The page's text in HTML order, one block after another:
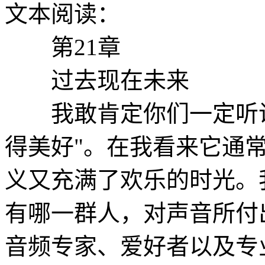
文本阅读：
第21章
过去现在未来
我敢肯定你们一定听
得美好"。在我看来它通
义又充满了欢乐的时光
有哪一群人，对声音所
音频专家、爱好者以及